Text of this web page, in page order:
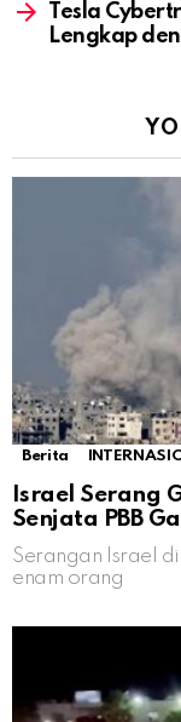
Tesla
Lengkap
Berita
Israel Serang
Senjata PBB
Serangan Israel
enam orang